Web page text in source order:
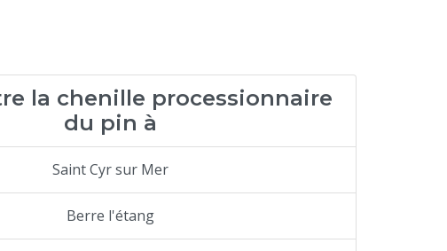
la chenille processionnaire
du pin à
Saint Cyr sur Mer
Berre l'étang